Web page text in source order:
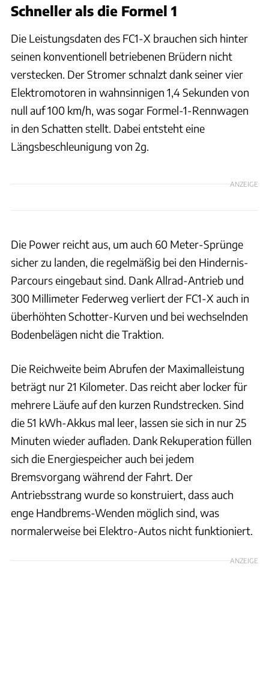
Schneller als die Formel 1
Die Leistungsdaten des FC1-X brauchen sich hinter
seinen konventionell betriebenen Brüdern nicht
verstecken. Der Stromer schnalzt dank seiner vier
Elektromotoren in wahnsinnigen 1,4 Sekunden von
null auf 100 km/h, was sogar Formel-1-Rennwagen
in den Schatten stellt. Dabei entsteht eine
Längsbeschleunigung von 2g.
ANZEIGE
Die Power reicht aus, um auch 60 Meter-Sprünge
sicher zu landen, die regelmäßig bei den Hindernis-
Parcours eingebaut sind. Dank Allrad-Antrieb und
300 Millimeter Federweg verliert der FC1-X auch in
überhöhten Schotter-Kurven und bei wechselnden
Bodenbelägen nicht die Traktion.
Die Reichweite beim Abrufen der Maximalleistung
beträgt nur 21 Kilometer. Das reicht aber locker für
mehrere Läufe auf den kurzen Rundstrecken. Sind
die 51 kWh-Akkus mal leer, lassen sie sich in nur 25
Minuten wieder aufladen. Dank Rekuperation füllen
sich die Energiespeicher auch bei jedem
Bremsvorgang während der Fahrt. Der
Antriebsstrang wurde so konstruiert, dass auch
enge Handbrems-Wenden möglich sind, was
normalerweise bei Elektro-Autos nicht funktioniert.
ANZEIGE